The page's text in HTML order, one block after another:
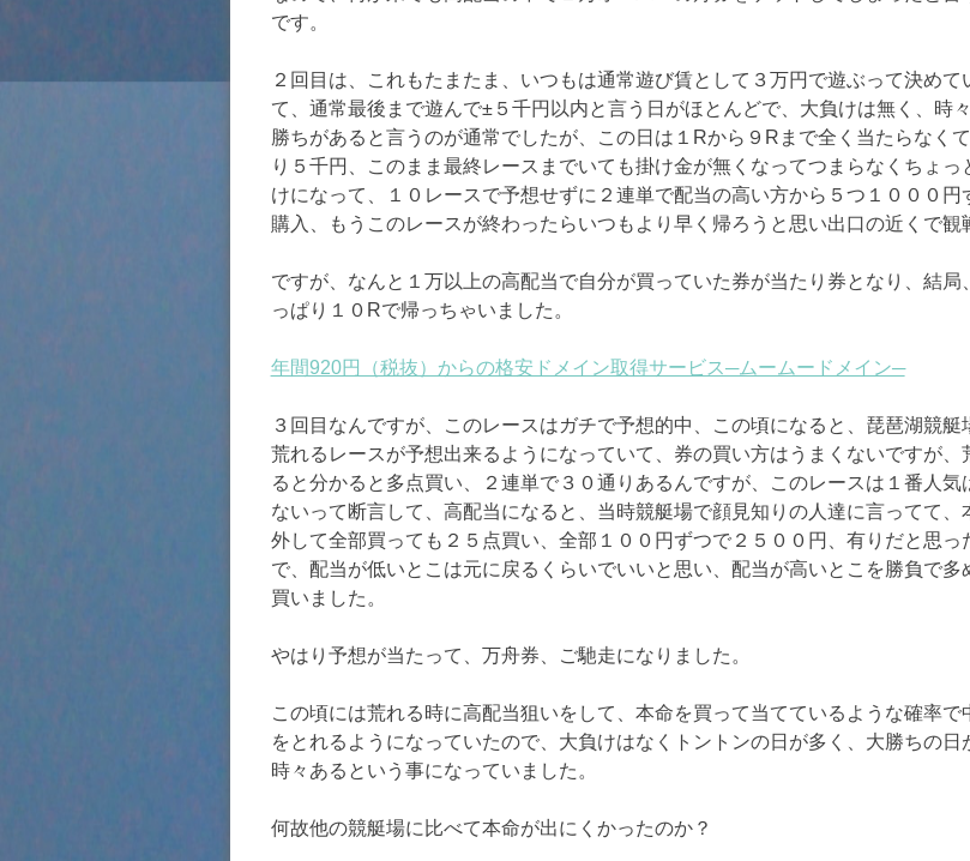
です。
２回目は、これもたまたま、いつもは通常遊び賃として３万円で遊ぶって決めて
て、通常最後まで遊んで±５千円以内と言う日がほとんどで、大負けは無く、時
勝ちがあると言うのが通常でしたが、この日は１Rから９Rまで全く当たらなく
り５千円、このまま最終レースまでいても掛け金が無くなってつまらなくちょっ
けになって、１０レースで予想せずに２連単で配当の高い方から５つ１０００円
購入、もうこのレースが終わったらいつもより早く帰ろうと思い出口の近くで観
ですが、なんと１万以上の高配当で自分が買っていた券が当たり券となり、結局
っぱり１０Rで帰っちゃいました。
年間920円（税抜）からの格安ドメイン取得サービス─ムームードメイン─
３回目なんですが、このレースはガチで予想的中、この頃になると、琵琶湖競艇
荒れるレースが予想出来るようになっていて、券の買い方はうまくないですが、
ると分かると多点買い、２連単で３０通りあるんですが、このレースは１番人気
ないって断言して、高配当になると、当時競艇場で顔見知りの人達に言ってて、
外して全部買っても２５点買い、全部１００円ずつで２５００円、有りだと思っ
で、配当が低いとこは元に戻るくらいでいいと思い、配当が高いとこを勝負で多
買いました。
やはり予想が当たって、万舟券、ご馳走になりました。
この頃には荒れる時に高配当狙いをして、本命を買って当てているような確率で
をとれるようになっていたので、大負けはなくトントンの日が多く、大勝ちの日
時々あるという事になっていました。
何故他の競艇場に比べて本命が出にくかったのか？